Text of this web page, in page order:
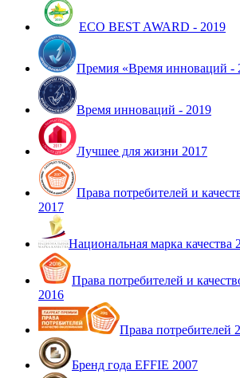
ECO BEST AWARD - 2019
Премия «Время инноваций -
Время инноваций - 2019
Лучшее для жизни 2017
Права потребителей и
2017
Национальная марка качества
Права потребителей и
2016
Права потребителей
Бренд года EFFIE 2007